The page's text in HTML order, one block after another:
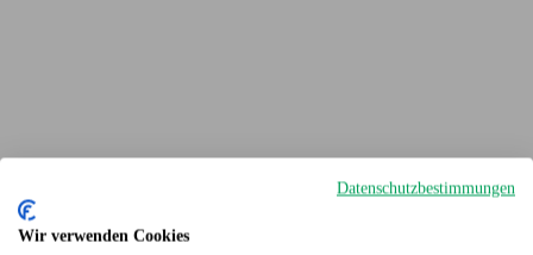
Datenschutzbestimmungen
Wir verwenden Cookies